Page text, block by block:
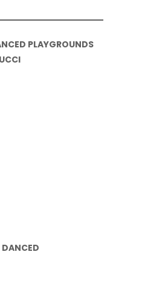
PLAYGROUNDS